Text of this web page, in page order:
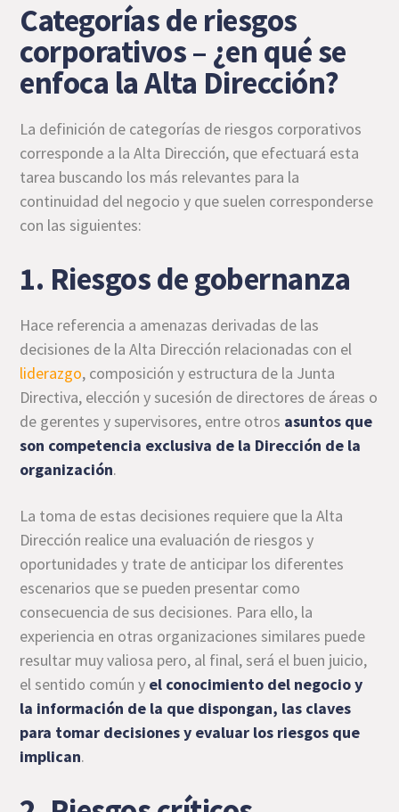
Categorías de riesgos
corporativos – ¿en qué se
enfoca la Alta Dirección?
La definición de categorías de riesgos corporativos
corresponde a la Alta Dirección, que efectuará esta
tarea buscando los más relevantes para la
continuidad del negocio y que suelen corresponderse
con las siguientes:
1. Riesgos de gobernanza
Hace referencia a amenazas derivadas de las
decisiones de la Alta Dirección relacionadas con el
liderazgo, composición y estructura de la Junta
Directiva, elección y sucesión de directores de áreas o
de gerentes y supervisores, entre otros asuntos que
son competencia exclusiva de la Dirección de la
organización.
La toma de estas decisiones requiere que la Alta
Dirección realice una evaluación de riesgos y
oportunidades y trate de anticipar los diferentes
escenarios que se pueden presentar como
consecuencia de sus decisiones. Para ello, la
experiencia en otras organizaciones similares puede
resultar muy valiosa pero, al final, será el buen juicio,
el sentido común y el conocimiento del negocio y
la información de la que dispongan, las claves
para tomar decisiones y evaluar los riesgos que
implican.